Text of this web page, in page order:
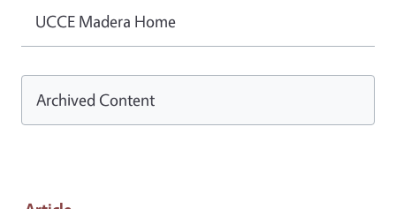
UCCE Madera Home
Archived Content